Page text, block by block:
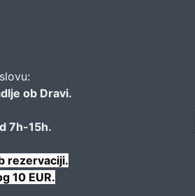
ob Dravi.
7h-15h.
rezervaciji.
10 EUR.